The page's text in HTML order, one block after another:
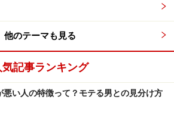
例外ではありません。僕も10～20代
ストリーで特別な人となったり、デ
ど付き合えなかった、大きな失恋し
、些細なことでケンカした想い出な
他のテーマも見る
気記事ランキング
悪い人の特徴って？モテる男との見分け方